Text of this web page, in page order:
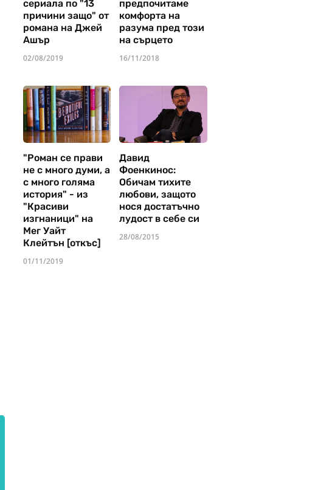
сериала по "13
причини защо" от
романа на Джей
Ашър
02/08/2019
предпочитаме
комфорта на
разума пред този
на сърцето
16/11/2018
"Роман се прави
не с много думи, а
с много голяма
история" - из
"Красиви
изгнаници" на
Мег Уайт
Клейтън [откъс]
01/11/2019
Давид
Фоенкинос:
Обичам тихите
любови, защото
нося достатъчно
лудост в себе си
28/08/2015